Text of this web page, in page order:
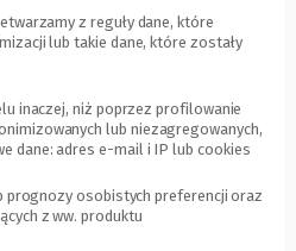
z reguły dane, które
lub takie dane, które zostały
inaczej, niż poprzez profilowanie
lub niezagregowanych,
dane: adres e-mail i IP lub cookies
prognozy osobistych preferencji oraz
z ww. produktu